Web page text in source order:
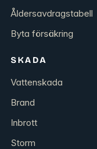
Åldersavdragstabell
Byta försäkring
SKADA
Vattenskada
Brand
Inbrott
Storm